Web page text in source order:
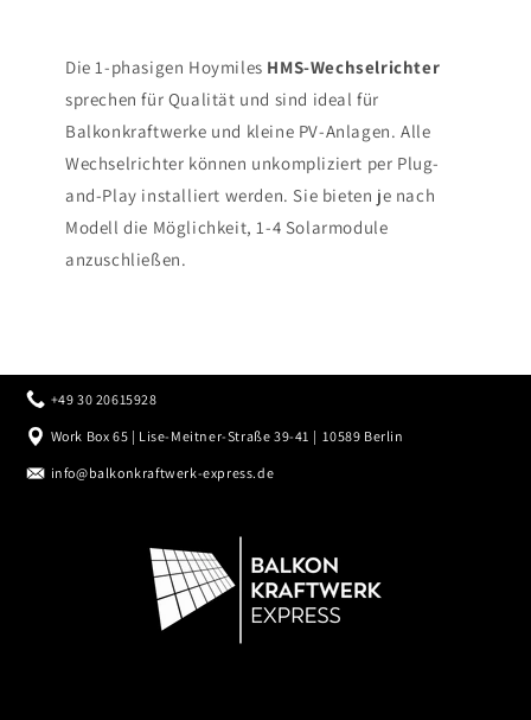
Die 1-phasigen Hoymiles HMS-Wechselrichter
sprechen für Qualität und sind ideal für
Balkonkraftwerke und kleine PV-Anlagen. Alle
Wechselrichter können unkompliziert per Plug-
and-Play installiert werden. Sie bieten je nach
Modell die Möglichkeit, 1-4 Solarmodule
anzuschließen.
+49 30 20615928
Work Box 65 | Lise-Meitner-Straße 39-41 | 10589 Berlin
info@balkonkraftwerk-express.de